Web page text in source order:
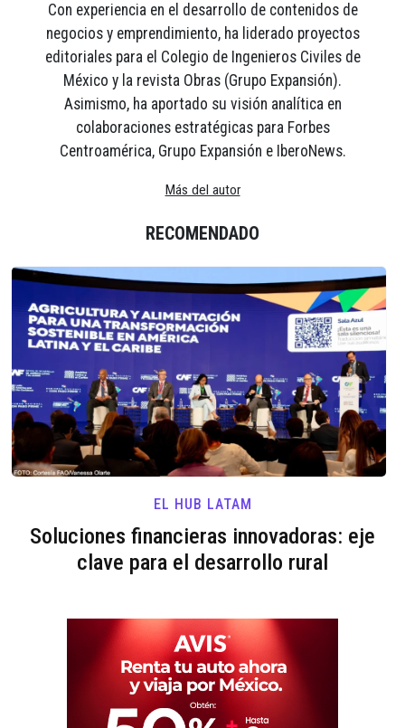
Con experiencia en el desarrollo de contenidos de
negocios y emprendimiento, ha liderado proyectos
editoriales para el Colegio de Ingenieros Civiles de
México y la revista Obras (Grupo Expansión).
Asimismo, ha aportado su visión analítica en
colaboraciones estratégicas para Forbes
Centroamérica, Grupo Expansión e IberoNews.
Más del autor
RECOMENDADO
EL HUB LATAM
Soluciones financieras innovadoras: eje
clave para el desarrollo rural